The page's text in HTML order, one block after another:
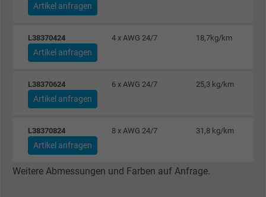
Anbieter Google LLC, Google Ads
Laufzeit Persistent
Zweck Dies ist ein Conversion Tracking-Service.
Name
Anbieter Google Ads Conversion Tracking, Google LLC
Laufzeit Persistent
Artikel anfragen
L38370424 4 x AWG 24/7 18,7kg/km
Artikel anfragen
L38370624 6 x AWG 24/7 25,3 kg/km
Artikel anfragen
L38370824 8 x AWG 24/7 31,8 kg/km
Artikel anfragen
Weitere Abmessungen und Farben auf Anfrage.